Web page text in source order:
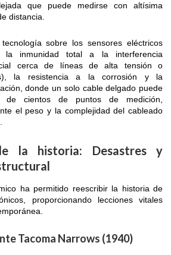
que puede medirse con altísima
distancia.
sobre los sensores eléctricos
la inmunidad total a la interferencia
cerca de líneas de alta tensión o
la resistencia a la corrosión y la
donde un solo cable delgado puede
de cientos de puntos de medición,
el peso y la complejidad del cableado
la historia: Desastres y
ha permitido reescribir la historia de
proporcionando lecciones vitales
Tacoma Narrows (1940)